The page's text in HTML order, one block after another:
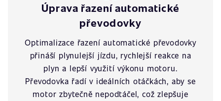
Úprava řazení automatické
převodovky
Optimalizace řazení automatické převodovky
přináší plynulejší jízdu, rychlejší reakce na
plyn a lepší využití výkonu motoru.
Převodovka řadí v ideálních otáčkách, aby se
motor zbytečně nepodtáčel, což zlepšuje